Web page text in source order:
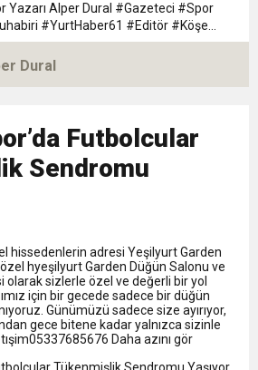
Salah Transferini
ANLAMLI ZİYARET
Transferini KAP’a Bildirdi
Yazarı Alper Dural #Gazeteci #Spor
#YurtHaber61 #Editör #Köşe
Trabzon Bölgesi 61yurthaber Spor
spor Yazarı Alper Dural
Dural
Futbolcular
Sendromu
hissedenlerin adresi Yeşilyurt Garden
hyeşilyurt Garden Düğün Salonu ve
olarak sizlerle özel ve değerli bir yol
için bir gecede sadece bir düğün
Günümüzü sadece size ayırıyor,
gece bitene kadar yalnızca sizinle
Daha azını gör